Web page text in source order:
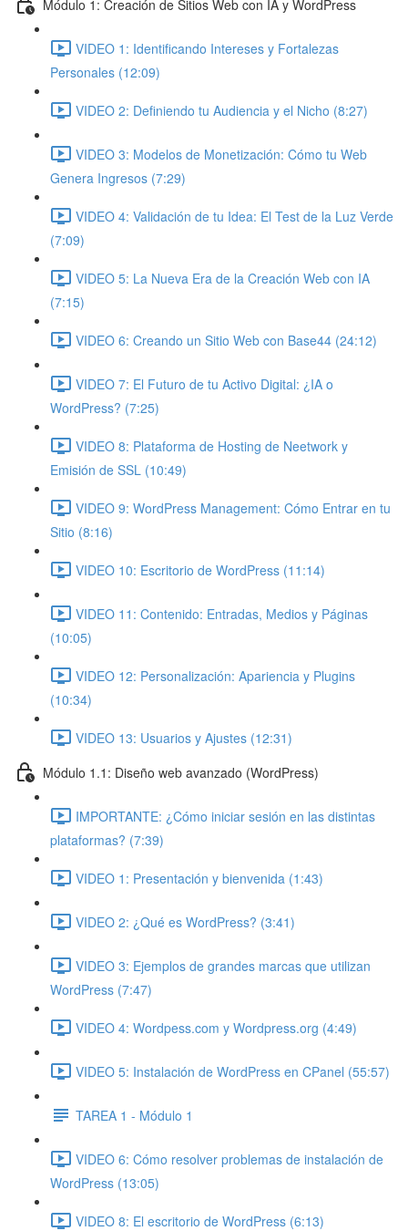
Módulo 1: Creación de Sitios Web con IA y WordPress
VIDEO 1: Identificando Intereses y Fortalezas
Personales (12:09)
VIDEO 2: Definiendo tu Audiencia y el Nicho (8:27)
VIDEO 3: Modelos de Monetización: Cómo tu Web
Genera Ingresos (7:29)
VIDEO 4: Validación de tu Idea: El Test de la Luz Verde
(7:09)
VIDEO 5: La Nueva Era de la Creación Web con IA
(7:15)
VIDEO 6: Creando un Sitio Web con Base44 (24:12)
VIDEO 7: El Futuro de tu Activo Digital: ¿IA o
WordPress? (7:25)
VIDEO 8: Plataforma de Hosting de Neetwork y
Emisión de SSL (10:49)
VIDEO 9: WordPress Management: Cómo Entrar en tu
Sitio (8:16)
VIDEO 10: Escritorio de WordPress (11:14)
VIDEO 11: Contenido: Entradas, Medios y Páginas
(10:05)
VIDEO 12: Personalización: Apariencia y Plugins
(10:34)
VIDEO 13: Usuarios y Ajustes (12:31)
Módulo 1.1: Diseño web avanzado (WordPress)
IMPORTANTE: ¿Cómo iniciar sesión en las distintas
plataformas? (7:39)
VIDEO 1: Presentación y bienvenida (1:43)
VIDEO 2: ¿Qué es WordPress? (3:41)
VIDEO 3: Ejemplos de grandes marcas que utilizan
WordPress (7:47)
VIDEO 4: Wordpess.com y Wordpress.org (4:49)
VIDEO 5: Instalación de WordPress en CPanel (55:57)
TAREA 1 - Módulo 1
VIDEO 6: Cómo resolver problemas de instalación de
WordPress (13:05)
VIDEO 8: El escritorio de WordPress (6:13)